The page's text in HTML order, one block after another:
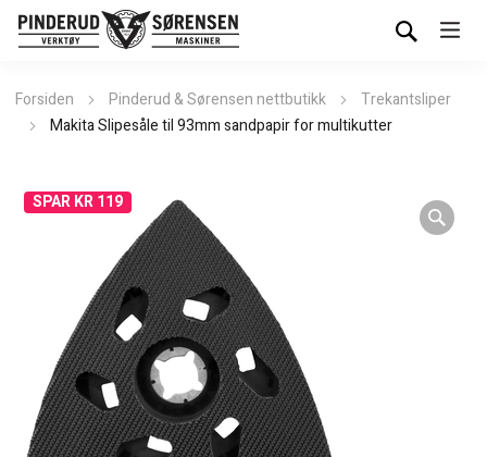
Forsiden Pinderud & Sørensen nettbutikk
Trekantsliper
Makita Slipesåle til 93mm sandpapir for multikutter
SPAR KR 119